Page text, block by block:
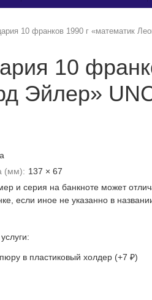
10 франков 1990 г «математик
10
Эйлер»
(мм): 137 × 67
и серия на банкноте может
если иное не указанно в
в пластиковый холдер (+7 ₽)